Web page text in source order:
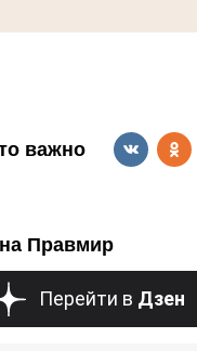
важно
Правмир
Перейти в Дзен